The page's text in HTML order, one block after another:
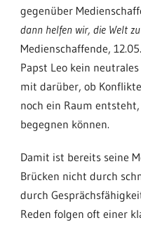
gegenüber
dann helfen wir, die Welt
Medienschaffende,
Papst Leo kein
mit darüber, ob
noch ein Raum
begegnen können.
Damit ist bereits seine
Brücken nicht durch
durch
Reden folgen oft einer